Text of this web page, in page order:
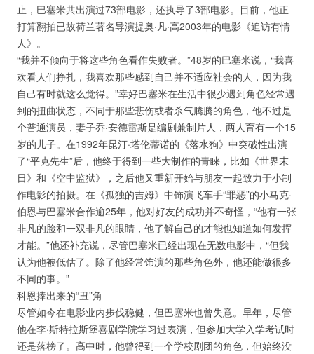
止，巴塞米共出演过73部电影，还执导了3部电影。目前，他正
打算翻拍已故荷兰著名导演提奥·凡·高2003年的电影《追访有情
人》。
“我并不倾向于将这些角色看作失败者。”48岁的巴塞米说，“我喜
欢看人们挣扎，我喜欢那些感到自己并不适应社会的人，因为我
自己有时就这么觉得。”幸好巴塞米在生活中很少遇到角色经常遇
到的扭曲状态，不同于那些悲伤或者杀气腾腾的角色，他不过是
个普通演员，妻子乔·安德雷斯是编剧兼制片人，两人育有一个15
岁的儿子。在1992年昆汀·塔伦蒂诺的《落水狗》中突破性出演
了“平克先生”后，他终于得到一些大制作的青睐，比如《世界末
日》和《空中监狱》，之后他又重新开始与朋友一起致力于小制
作电影的拍摄。在《孤独的吉姆》中饰演飞车手“罪恶”的小马克·
伯恩与巴塞米合作逾25年，他对好友的成功并不奇怪，“他有一张
非凡的脸和一双非凡的眼睛，他了解自己的才能也知道如何发挥
才能。”他还补充说，尽管巴塞米已经出现在无数电影中，“但我
认为他被低估了。除了他经常饰演的那些角色外，他还能做很多
不同的事。”
科恩捧出来的“丑”角
尽管如今在电影业内步伐稳健，但巴塞米也曾失意。早年，尽管
他在李·斯特拉斯堡喜剧学院学习过表演，但参加大学入学考试时
还是落榜了。高中时，他曾得到一个学校剧团的角色，但始终没